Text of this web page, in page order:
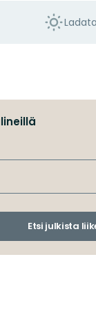
Etsi julkista